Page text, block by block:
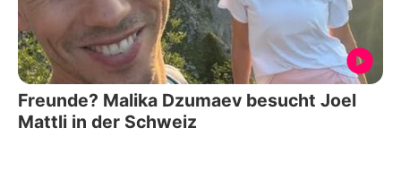
Freunde? Malika Dzumaev besucht Joel
Mattli in der Schweiz